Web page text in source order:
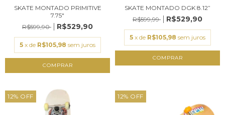
SKATE MONTADO PRIMITIVE
7.75"
R$599,90
R$529,90
5 x de R$105,98 sem juros
SKATE MONTADO DGK 8.12”
R$599,99
R$529,90
5 x de R$105,98 sem juros
12% OFF 12% OFF